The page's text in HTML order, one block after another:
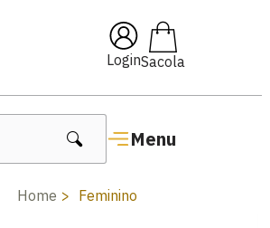
Login
Menu
🔥 Lançamentos Femininos
Home Feminino